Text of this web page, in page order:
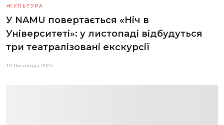
КУЛЬТУРА
У NAMU повертається «Ніч в
Університеті»: у листопаді відбудуться
три театралізовані екскурсії
19 Листопада 2025